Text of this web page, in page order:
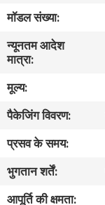
कारखाने
का
गुणवत्ता
नियंत्रण
हमसे
मॉडल संख्या:
न्यूनतम आदेश
मात्रा:
मूल्य:
पैकेजिंग विवरण:
प्रसव के समय:
भुगतान शर्तें:
आपूर्ति की क्षमता: